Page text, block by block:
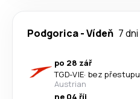
Podgorica-Vídeň 7 dni
po 28 zář
TGD-VIE· bez přestupu
Austrian
ne 04 říj